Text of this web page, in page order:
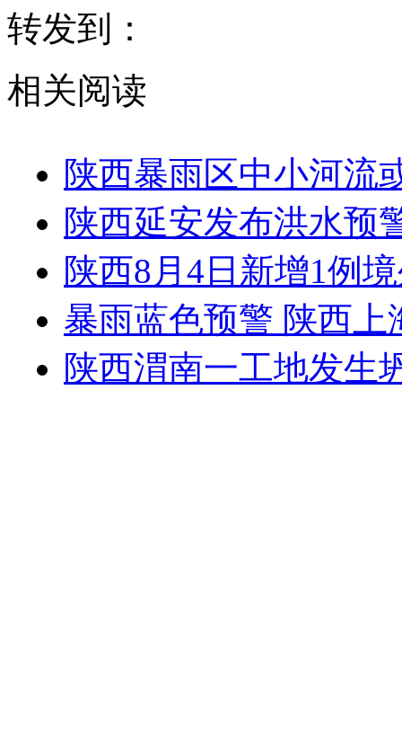
转发到：
相关阅读
陕西暴雨区中小河流
陕西延安发布洪水预
陕西8月4日新增1例
暴雨蓝色预警 陕西
陕西渭南一工地发生